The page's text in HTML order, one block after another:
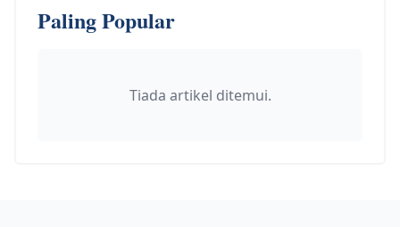
Paling Popular
Tiada artikel ditemui.